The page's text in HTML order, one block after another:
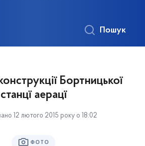
Пошук
Бортницької
станцї аерацї
12 лютого 2015 року о 18:02
ФОТО